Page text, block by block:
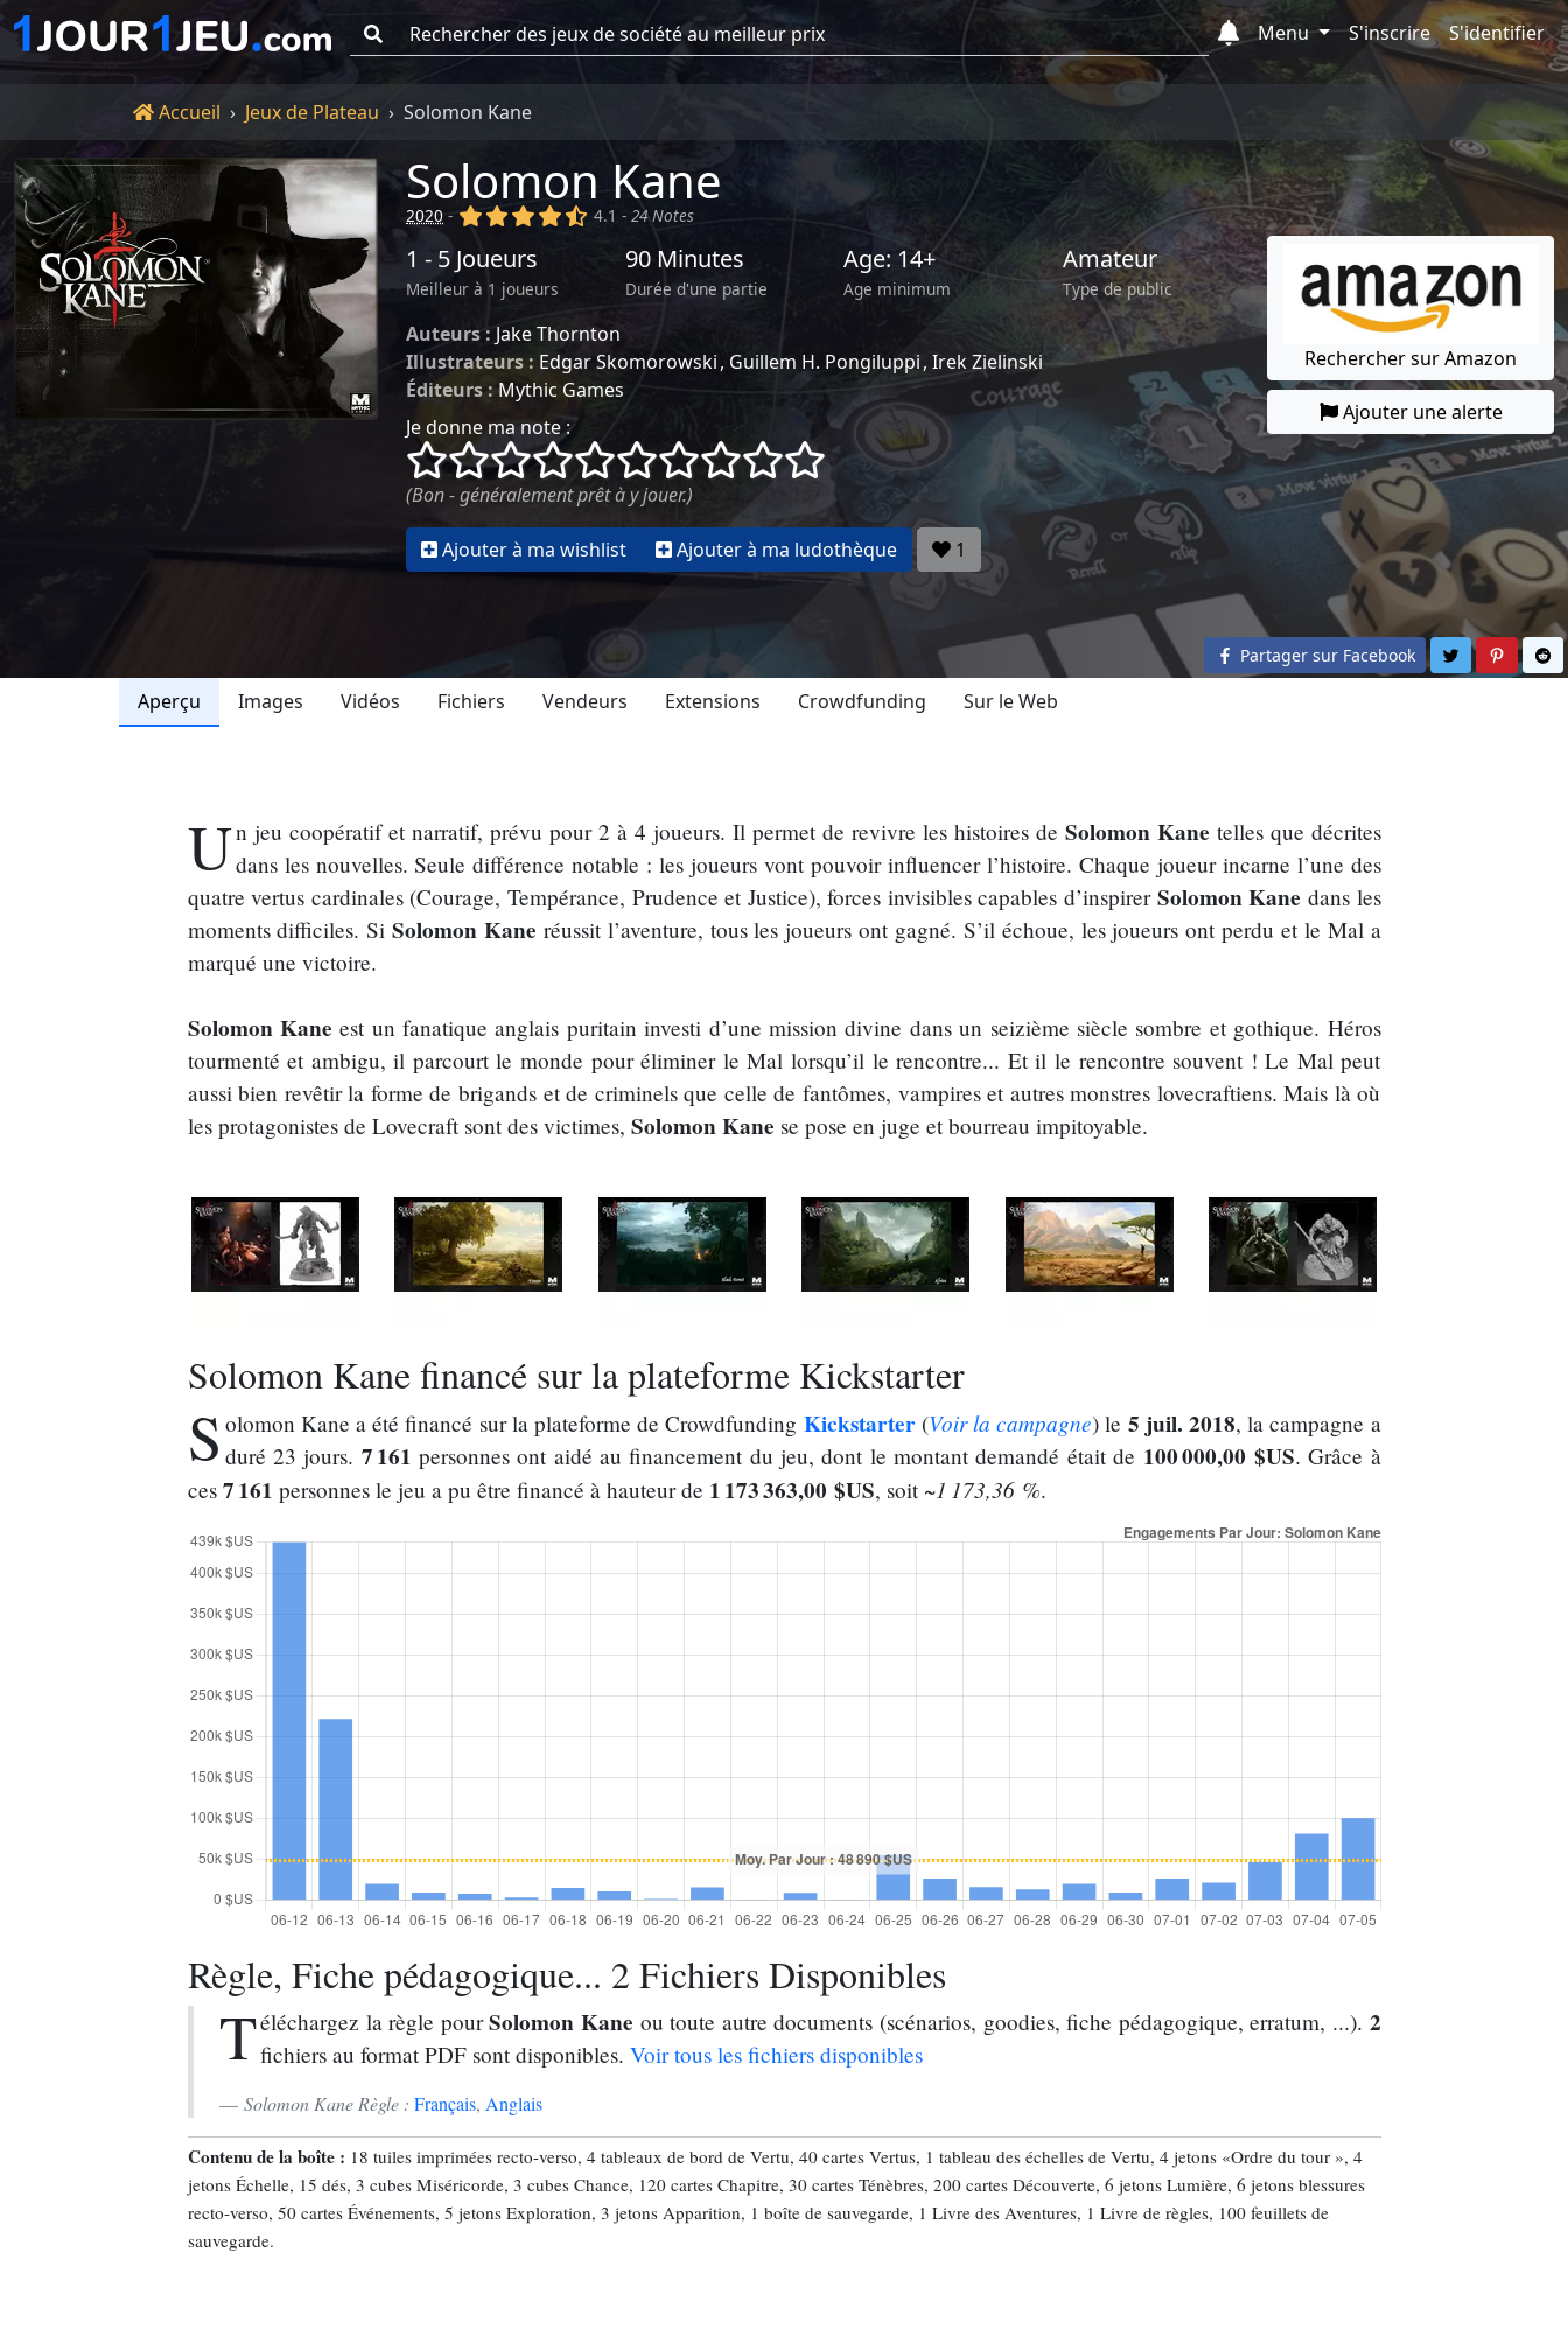
Menu
S'inscrire S'identifier
Accueil
Accueil Jeux de Plateau Solomon Kane
Solomon Kane
2020 - (x) (x) (x) (x) (,)
4.1 -24 Notes
1 - 5 Joueurs
Meilleur à 1 joueurs
90 Minutes
Durée d'une partie
Age: 14+
Age minimum
Amateur
Type de public
Auteurs : Jake Thornton
Illustrateurs : Edgar Skomorowski Guillem H. Pongiluppi Irek Zielinski
Éditeurs : Mythic Games
Je donne ma note :
()
() () () () () () () ()
()
(Bon - généralement prêt à y jouer.)
Ajouter à ma wishlist Ajouter à ma ludothèque 1
Rechercher sur Amazon
Ajouter une alerte
Partager sur Facebook Partager sur
Aperçu Images Vidéos Fichiers Vendeurs Extensions Crowdfunding Sur le Web
Un jeu coopératif et narratif, prévu pour 2 à 4 joueurs. Il permet de revivre les histoires de Solomon Kane telles que décrites
dans les nouvelles. Seule différence notable : les joueurs vont pouvoir influencer l’histoire. Chaque joueur incarne l’une des
quatre vertus cardinales (Courage, Tempérance, Prudence et Justice), forces invisibles capables d’inspirer Solomon Kane dans les
moments difficiles. SiSolomon Kane réussit l’aventure, tous les joueurs ont gagné. S’il échoue, les joueurs ont perdu et le Mal a
marqué une victoire.
Solomon Kane est un fanatique anglais puritain investi d’une mission divine dans un seizième siècle sombre et gothique. Héros
tourmenté et ambigu, il parcourt le monde pour éliminer le Mal lorsqu’il le rencontre... Et il le rencontre souvent ! Le Mal peut
aussi bien revêtir la forme de brigands et de criminels que celle de fantômes, vampires et autres monstres lovecraftiens. Mais là où
les protagonistes de Lovecraft sont des victimes, Solomon Kane se pose en juge et bourreau impitoyable.
Solomon Kane financé sur la plateforme Kickstarter
S olomon Kane a été financé sur la plateforme de Crowdfunding Kickstarter(Voir la campagne) le 5 juil. 2018, la campagne a
duré 23 jours. 7 161 personnes ont aidé au financement du jeu, dont le montant demandé était de 100 000,00 $US. Grâce à
ces 7 161 personnes le jeu a pu être financé à hauteur de 1 173 363,00 $US, soit ~1 173,36 %.
Règle, Fiche pédagogique... 2 Fichiers Disponibles
Téléchargez la règle pourSolomon Kane ou toute autre documents (scénarios, goodies, fiche pédagogique, erratum, ...). 2
fichiers au format PDF sont disponibles.Voir tous les fichiers disponibles
Solomon Kane Règle : Français, Anglais
Contenu de la boîte : 18 tuiles imprimées recto-verso, 4 tableaux de bord de Vertu, 40 cartes Vertus, 1 tableau des échelles de Vertu, 4 jetons «Ordre du tour », 4
jetons Échelle, 15 dés, 3 cubes Miséricorde, 3 cubes Chance, 120 cartes Chapitre, 30 cartes Ténèbres, 200 cartes Découverte, 6 jetons Lumière, 6 jetons blessures
recto-verso, 50 cartes Événements, 5 jetons Exploration, 3 jetons Apparition, 1 boîte de sauvegarde, 1 Livre des Aventures, 1 Livre de règles, 100 feuillets de
sauvegarde.